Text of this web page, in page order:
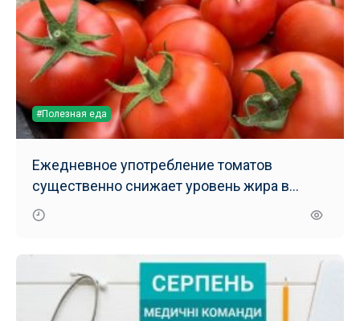
#Полезная еда
Ежедневное употребление томатов
существенно снижает уровень жира в
печени – результаты нового исследования